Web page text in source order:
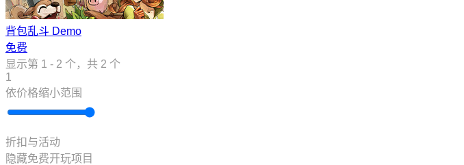
背包乱斗 Demo
免费
显示第 1 - 2 个，共 2 个
1
依价格缩小范围
折扣与活动
隐藏免费开玩项目